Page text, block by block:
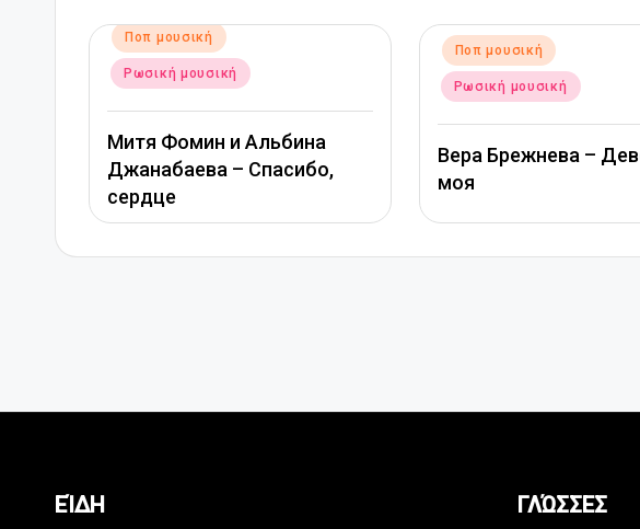
Αναρτήθηκε
σε
Ποπ μουσική
Ρωσική μουσική
Вера Брежнева – Девочка
моя
Αναρτήθηκε
σε
Ποπ μουσική
Ρωσική μουσική
МИХАЙЛОВ – Звезда
глазами солнца
ΕΊΔΗ ΓΛΏΣΣΕΣ